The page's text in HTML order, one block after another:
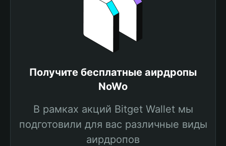
Получите бесплатные аирдропы
NoWo
В рамках акций Bitget Wallet мы
подготовили для вас различные виды
аирдропов